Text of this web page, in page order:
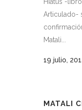
Articulado-
Matali...
19 julio,
MATALI